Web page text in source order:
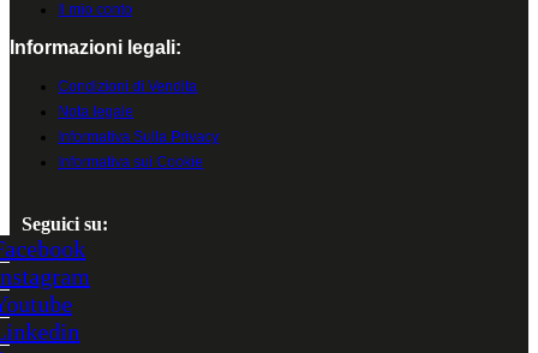
Il mio conto
Informazioni legali:
Condizioni di Vendita
Nota legale
Informativa Sulla Privacy
Informativa sui Cookie
Seguici su: